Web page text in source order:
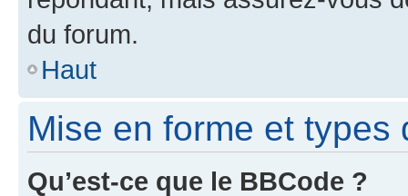
du forum.
Haut
Mise en forme et types
Qu’est-ce que le BBCode ?